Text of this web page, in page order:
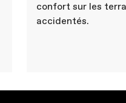
confort sur les
accidentés.